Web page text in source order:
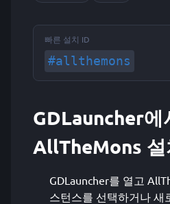
빠른 설치 ID
#allthemons
GDLauncher에
AllTheMons 설
GDLauncher를 열고
스턴스를 선택하거나 새